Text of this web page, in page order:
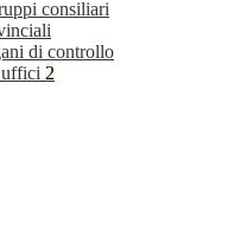
consiliari
di controllo
2